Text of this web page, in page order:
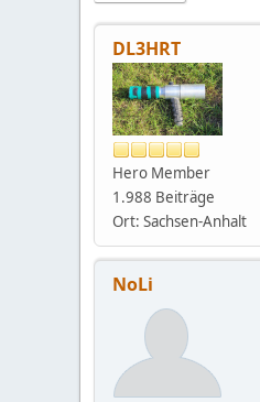
DL3HRT
Hero Member
1.988 Beiträge
Ort: Sachsen-Anhalt
NoLi